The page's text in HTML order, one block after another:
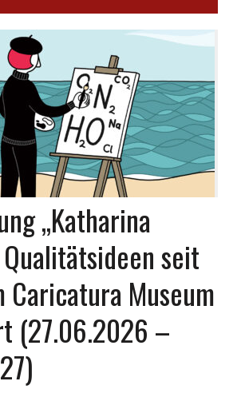
„Katharina
seit
Caricatura Museum
(27.06.2026 –